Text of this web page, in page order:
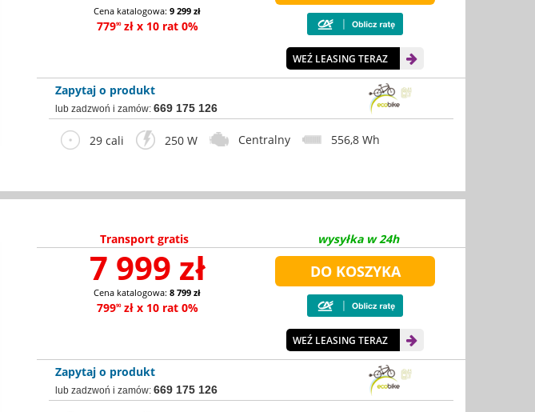
Cena katalogowa:9 299 zł
77990zł x 10 rat 0%
WEŹ LEASING TERAZ
Zapytaj o produkt
lub zadzwoń i zamów:669 175 126
29 cali 250 W Centralny 556,8 Wh
Transport gratis wysyłka w 24h
7 999 zł
Cena katalogowa:8 799 zł
79990zł x 10 rat 0%
WEŹ LEASING TERAZ
Zapytaj o produkt
lub zadzwoń i zamów:669 175 126